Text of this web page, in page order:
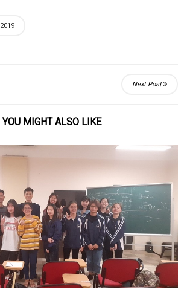
2019
Next Post
YOU MIGHT ALSO LIKE